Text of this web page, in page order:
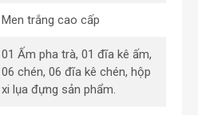
Men trắng cao cấp
01 Ấm pha trà, 01 đĩa kê ấm,
06 chén, 06 đĩa kê chén, hộp
xi lụa đựng sản phẩm.